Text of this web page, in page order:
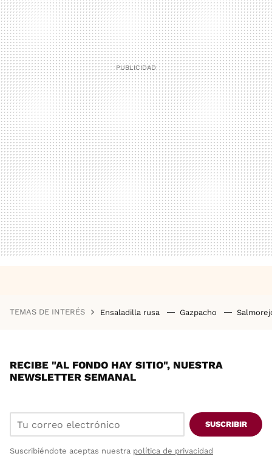
TEMAS DE INTERÉS Ensaladilla rusa Gazpacho
RECIBE "AL FONDO HAY SITIO", NUESTRA
NEWSLETTER SEMANAL
SUSCRIBIR
Suscribiéndote aceptas nuestra política de privacidad